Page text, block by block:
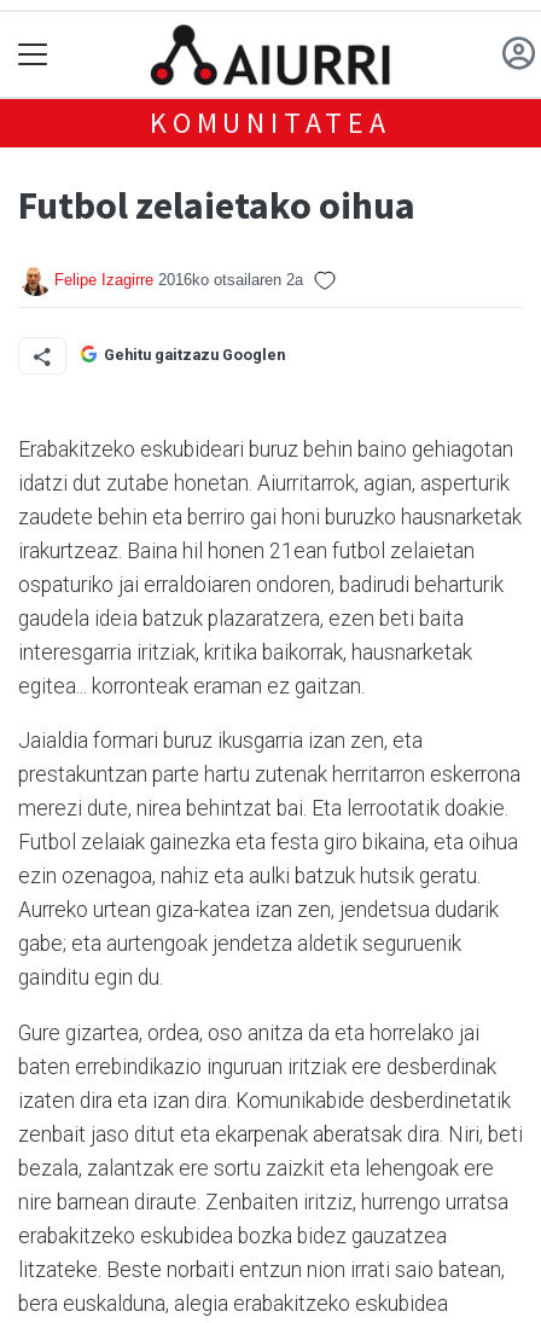
KOMUNITATEA
Futbol zelaietako oihua
Felipe Izagirre 2016ko otsailaren 2a
Gehitu gaitzazu Googlen
Erabakitzeko eskubideari buruz behin baino gehiagotan
idatzi dut zutabe honetan. Aiurritarrok, agian, asperturik
zaudete behin eta berriro gai honi buruzko hausnarketak
irakurtzeaz. Baina hil honen 21ean futbol zelaietan
ospaturiko jai erraldoiaren ondoren, badirudi beharturik
gaudela ideia batzuk plazaratzera, ezen beti baita
interesgarria iritziak, kritika baikorrak, hausnarketak
egitea... korronteak eraman ez gaitzan.
Jaialdia formari buruz ikusgarria izan zen, eta
prestakuntzan parte hartu zutenak herritarron eskerrona
merezi dute, nirea behintzat bai. Eta lerrootatik doakie.
Futbol zelaiak gainezka eta festa giro bikaina, eta oihua
ezin ozenagoa, nahiz eta aulki batzuk hutsik geratu.
Aurreko urtean giza-katea izan zen, jendetsua dudarik
gabe; eta aurtengoak jendetza aldetik seguruenik
gainditu egin du.
Gure gizartea, ordea, oso anitza da eta horrelako jai
baten errebindikazio inguruan iritziak ere desberdinak
izaten dira eta izan dira. Komunikabide desberdinetatik
zenbait jaso ditut eta ekarpenak aberatsak dira. Niri, beti
bezala, zalantzak ere sortu zaizkit eta lehengoak ere
nire barnean diraute. Zenbaiten iritziz, hurrengo urratsa
erabakitzeko eskubidea bozka bidez gauzatzea
litzateke. Beste norbaiti entzun nion irrati saio batean,
bera euskalduna, alegia erabakitzeko eskubidea